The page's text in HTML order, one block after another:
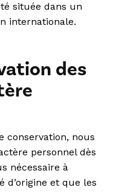
située dans un
internationale.
des
conservation, nous
personnel dès
nécessaire à
d’origine et que les